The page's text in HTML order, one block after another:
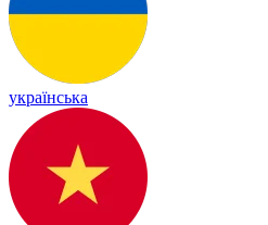
українська